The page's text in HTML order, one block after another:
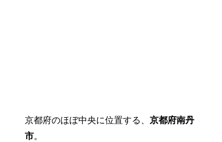
京都府のほぼ中央に位置する、 京都府南丹
市。